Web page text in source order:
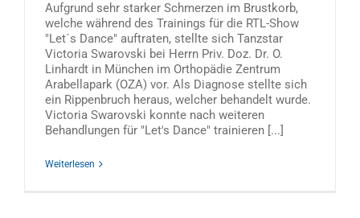
Aufgrund sehr starker Schmerzen im Brustkorb,
welche während des Trainings für die RTL-Show
"Let´s Dance" auftraten, stellte sich Tanzstar
Victoria Swarovski bei Herrn Priv. Doz. Dr. O.
Linhardt in München im Orthopädie Zentrum
Arabellapark (OZA) vor. Als Diagnose stellte sich
ein Rippenbruch heraus, welcher behandelt wurde.
Victoria Swarovski konnte nach weiteren
Behandlungen für "Let's Dance" trainieren [...]
Weiterlesen